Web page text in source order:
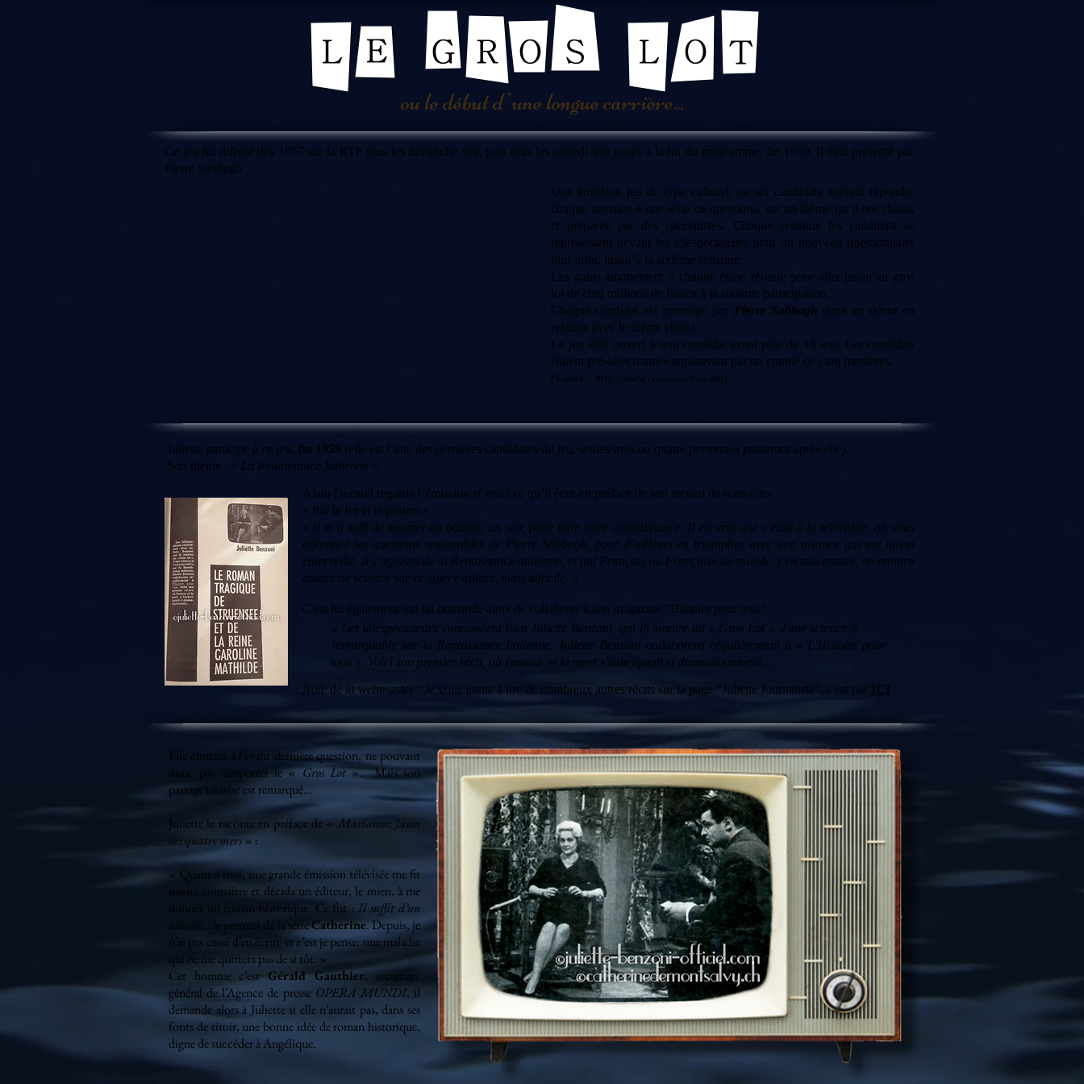
ou le début d 'une longue carrière...
Ce jeu fut diffusé dès 1957 sur la RTF tous les dimanche soir, puis tous les samedi soir jusqu’à la fin du programme, fin 1959. Il était présenté par
Pierre Sabbagh
Une émission jeu de type culturel, ou six candidats doivent répondre
chaque semaine à une série de questions, sur un thème qu’il ont choisi,
et préparée par des spécialistes. Chaque semaine les candidats se
représentent devant les téléspectateurs pour un nouveau questionnaire
plus ardu, jusqu’à la sixième semaine.
Les gains augmentent à chaque étape réussie pour aller jusqu’au gros
lot de cinq millions de francs à la sixième participation.
Chaque candidat est interrogé par Pierre Sabbagh dans un décor en
relation avec le thème choisi.
Le jeu était ouvert à tout candidat ayant plus de 18 ans. Les candidats
étaient pré-sélectionnés auparavant par un comité de cinq membres.
(Source : http://www.coucoucircus.org )
Juliette participe à ce jeu, fin 1959 (elle est l’une des dernières candidates du jeu, seules trois ou quatre personnes passeront après elle).
Son thème : « La Renaissance Italienne »
Alain Decaud regarde l’émission et voici ce qu’il écrit en préface de son recueil de nouvelles
« Par le fer et le poison » :
« Il m’a suffi de tourner un bouton, un soir, pour faire votre connaissance. Il est vrai que c’était à la télévision, où vous
affrontiez les questions redoutables de Pierre Sabbagh, pour d’ailleurs en triompher avec une aisance qui me laissa
émerveillé. Il s’agissait de la Renaissance italienne, et nul Français ou Française au monde, j’en suis assuré, ne montra
autant de science sur ce sujet exaltant, mais difficile. »
C'est lui également qui lui demande alors de collaborer à son magazine "Histoire pour tous" :
« Les téléspectateurs connaissent bien Juliette Benzoni, qui fit montre au « Gros Lot » d'une science si
remarquable sur la Renaissance Italienne. Juliette Benzoni collaborera régulièrement à « L'Histoire pour
tous ». Voici son premier récit, où l'amour et la mort s'imbriquent si dramatiquement...
Note de la webmaster : Je vous invite à lire de nombreux autres récits sur la page "Juliette Journaliste", c'est par ICI
Elle chutera à l’avant dernière question, ne pouvant
donc pas remporter le «Gros Lot». Mais son
passage télévisé est remarqué…
Juliette le raconte en préface de «Marianne, Jason
des quatre mers» :
« Quant à moi, une grande émission télévisée me fit
mieux connaitre et décida un éditeur, le mien, à me
donner un roman historique. Ce fut : Il suffit d’un
amour … le premier de la sérieCatherine. Depuis, je
n’ai pas cessé d’en écrire et c’est je pense, une maladie
qui ne me quittera pas de si tôt. »
Cet homme c’estGérald Gauthier, secrétaire
général de l’Agence de presse OPERA MUNDI, il
demande alors à Juliette si elle n’aurait pas, dans ses
fonts de tiroir, une bonne idée de roman historique,
digne de succéder à Angélique.